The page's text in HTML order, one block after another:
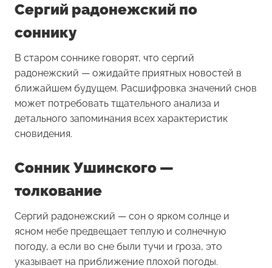
Сергий радонежский по
соннику
В старом соннике говорят, что сергий
радонежский — ожидайте приятных новостей в
ближайшем будущем. Расшифровка значений снов
может потребовать тщательного анализа и
детального запоминания всех характеристик
сновидения.
Сонник Ушинского —
толкование
Сергий радонежский — сон о ярком солнце и
ясном небе предвещает теплую и солнечную
погоду, а если во сне были тучи и гроза, это
указывает на приближение плохой погоды.